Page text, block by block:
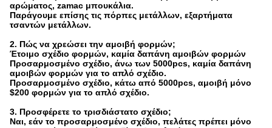
αρώματος, zamac μπουκάλια.
Παράγουμε επίσης τις πόρπες μετάλλων, εξαρτήματα
τσαντών μετάλλων.
2. Πώς να χρεώσει την αμοιβή φορμών;
Έτοιμο σχέδιο φορμών, καμία δαπάνη αμοιβών φορμών
Προσαρμοσμένο σχέδιο, άνω των 5000pcs, καμία δαπάνη
αμοιβών φορμών για το απλό σχέδιο.
Προσαρμοσμένο σχέδιο, κάτω από 5000pcs, αμοιβή μόνο
$200 φορμών για το απλό σχέδιο.
3. Προσφέρετε το τρισδιάστατο σχέδιο;
Ναι, εάν το προσαρμοσμένο σχέδιο, πελάτες πρέπει μόνο